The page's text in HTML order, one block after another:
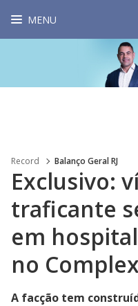
MENU
Record Balanço Geral RJ
Exclusivo:
traficante
em
no
A facção tem